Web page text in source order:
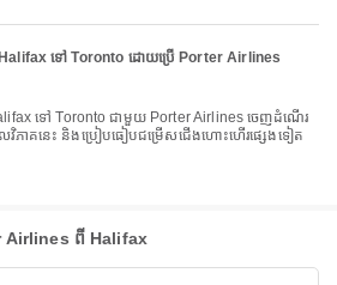
ទៅ Toronto ដោយប្រើ Porter Airlines
ភាគនេះ និងប្រៀបធៀបជម្រើសជើងហោះហើរផ្សេងទៀត
Airlines ពី Halifax